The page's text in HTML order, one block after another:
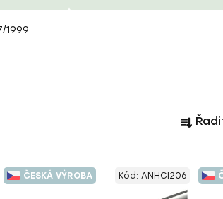
1999
a
n
ČESKÁ VÝROBA Kód: ANHCI206